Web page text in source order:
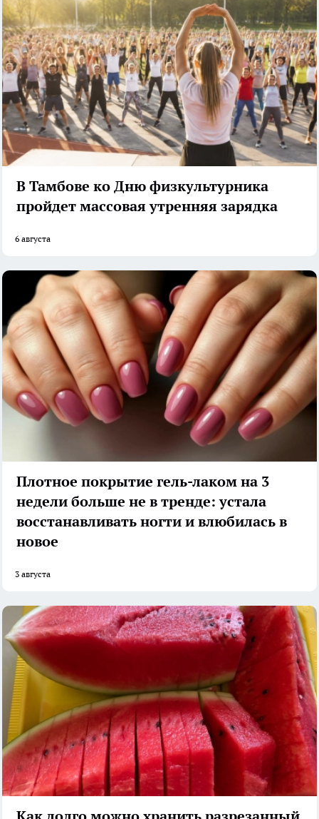
В Тамбове ко Дню физкультурника
пройдет массовая утренняя зарядка
6 августа
Плотное покрытие гель-лаком на 3
недели больше не в тренде: устала
восстанавливать ногти и влюбилась в
новое
3 августа